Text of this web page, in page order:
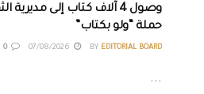
وصول 4 آلاف كتاب إلى
حملة “ولو بكتاب”
BY EDITORIAL BOARD
0
...